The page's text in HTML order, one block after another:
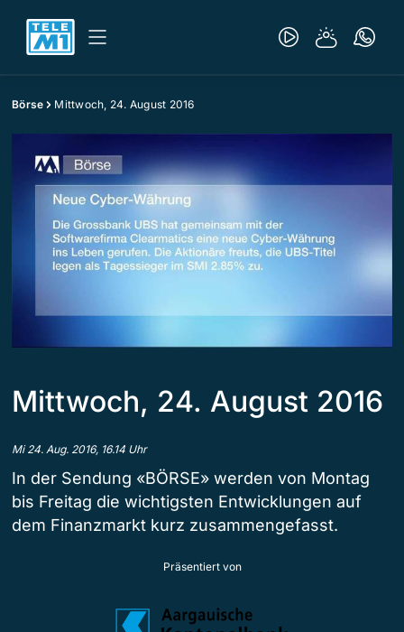
Börse Mittwoch, 24. August 2016
Mittwoch, 24. August 2016
Mi 24. Aug. 2016, 16.14 Uhr
In der Sendung «BÖRSE» werden von Montag
bis Freitag die wichtigsten Entwicklungen auf
dem Finanzmarkt kurz zusammengefasst.
Präsentiert von